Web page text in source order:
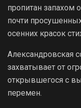
пропитан запахом
почти
осенних красок
Александровская
захватывает от
открывшегося с
перемен.